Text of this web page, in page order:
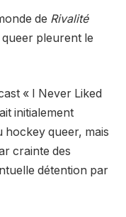
de Rivalité
pleurent le
« I Never Liked
initialement
hockey queer, mais
crainte des
détention par